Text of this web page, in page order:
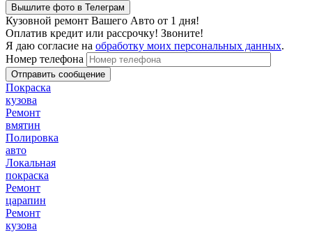
Вышлите фото в Телеграм
Кузовной ремонт Вашего Авто от 1 дня!
Оплатив кредит или рассрочку! Звоните!
Я даю согласие на обработку моих персональных данных.
Номер телефона
Покраска
кузова
Ремонт
вмятин
Полировка
авто
Локальная
покраска
Ремонт
царапин
Ремонт
кузова